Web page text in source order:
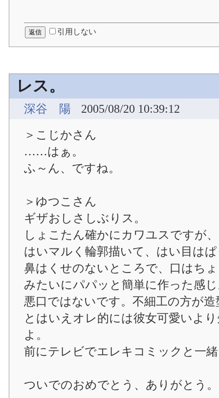
引用しない
レス。
深谷 陽
2005/08/20 10:39:12
＞こじかさん
……はぁ。
ふ～ん、ですね。
＞ゆつこさん
ギザおしさしぶりス。
しょこたん確かにカワユスですが
はいマルく輪郭描いて、はい目は
鼻はくせのないところで、口はち
みたいにパパッと簡単に作った感
悪口ではないです。不細工の方が
とはいえオレ的には彼女可愛いよ
よ。
前にテレビでエレキコミックと一
ついでのおめでとう、ありがとう。